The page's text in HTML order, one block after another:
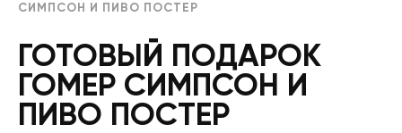
СИМПСОН И ПИВО ПОСТЕР
ГОТОВЫЙ ПОДАРОК
ГОМЕР СИМПСОН И
ПИВО ПОСТЕР